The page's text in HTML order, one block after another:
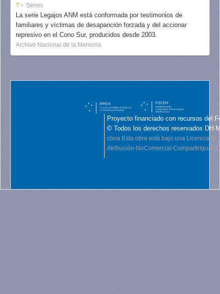
T Séries
La serie Legajos ANM está conformada por testimonios de
familiares y víctimas de desaparición forzada y del accionar
represivo en el Cono Sur, producidos desde 2003.
Archivo Nacional de la Memoria
Proyecto financiado con recursos del
© Todos los derechos reservados DH
cbna Esta obra está bajo una Licencia
Atribución-NoComercial-CompartirIgual